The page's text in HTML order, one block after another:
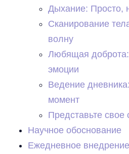
Дыхание: Просто,
Сканирование
волну
Любящая
эмоции
Ведение
момент
Представьте свое
Научное обоснование
Ежедневное